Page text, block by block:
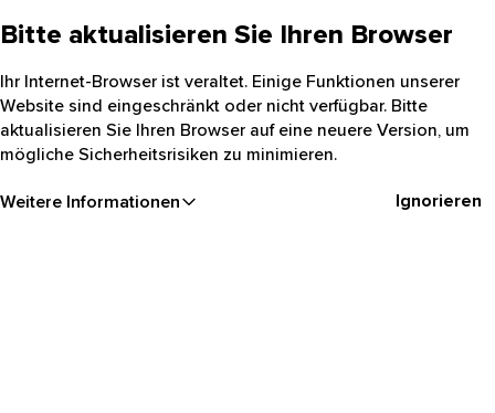
Bitte aktualisieren Sie Ihren Browser
Ihr Internet-Browser ist veraltet. Einige Funktionen unserer
Website sind eingeschränkt oder nicht verfügbar. Bitte
aktualisieren Sie Ihren Browser auf eine neuere Version, um
mögliche Sicherheitsrisiken zu minimieren.
Weitere Informationen Ignorieren